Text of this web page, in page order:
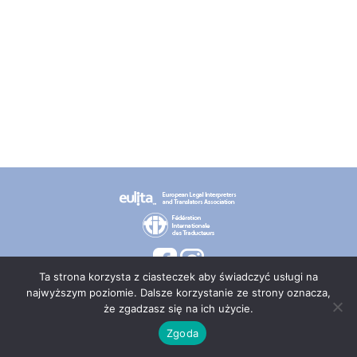
© 2026 PT TEPIS
Ta strona korzysta z ciasteczek aby świadczyć usługi na
najwyższym poziomie. Dalsze korzystanie ze strony oznacza,
że zgadzasz się na ich użycie.
Zgoda